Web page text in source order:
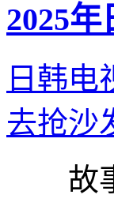
2025
日韩电
去抢沙
故事